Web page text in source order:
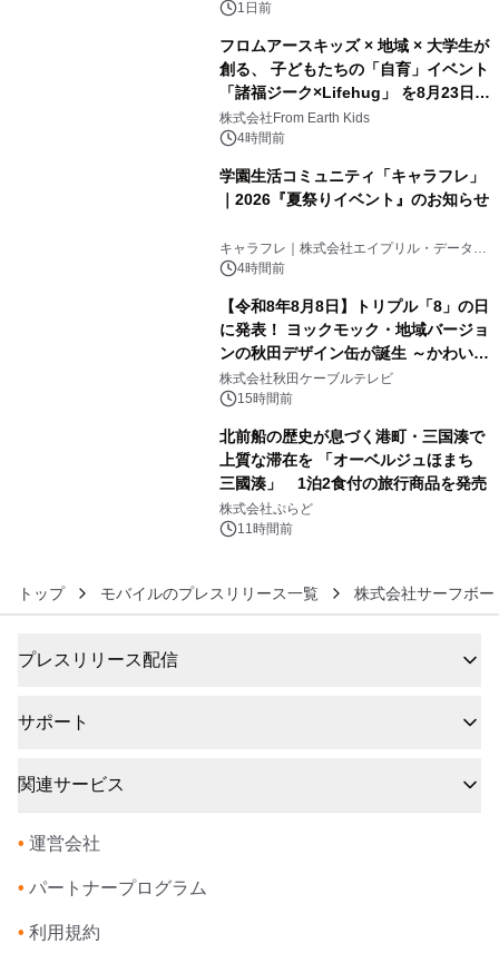
ボグッズも発売決定！
1日前
フロムアースキッズ × 地域 × 大学生が
創る、 子どもたちの「自育」イベント
「諸福ジーク×Lifehug」 を8月23日
(日)開催
株式会社From Earth Kids
4時間前
学園生活コミュニティ「キャラフレ」
｜2026『夏祭りイベント』のお知らせ
キャラフレ｜株式会社エイプリル・データ・
デザインズ
4時間前
【令和8年8月8日】トリプル「8」の日
に発表！ ヨックモック・地域バージョ
ンの秋田デザイン缶が誕生 ～かわいい
秋田犬の子犬と秋田の四季と名所を巡
るパッケージ～ 9月1日(火)秋田県内で
株式会社秋田ケーブルテレビ
15時間前
北前船の歴史が息づく港町・三国湊で
上質な滞在を 「オーベルジュほまち
三國湊」 1泊2食付の旅行商品を発売
株式会社ぷらど
11時間前
トップ モバイルのプレスリリース一覧 株式会社サーフボー
プレスリリース配信
サポート
関連サービス
• 運営会社
• パートナープログラム
• 利用規約